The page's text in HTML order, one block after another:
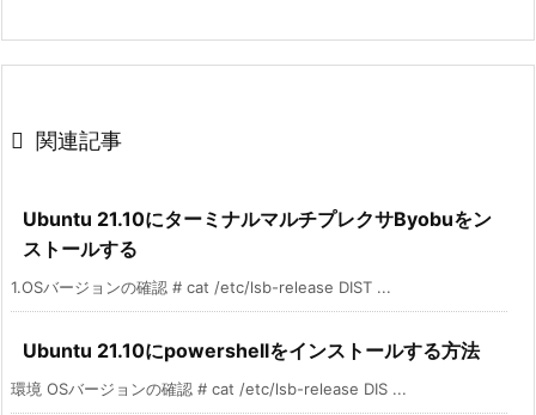
 関連記事
Ubuntu 21.10にターミナルマルチプレクサByobuをン
ストールする
1.OSバージョンの確認 # cat /etc/lsb-release DIST ...
Ubuntu 21.10にpowershellをインストールする方法
環境 OSバージョンの確認 # cat /etc/lsb-release DIS ...